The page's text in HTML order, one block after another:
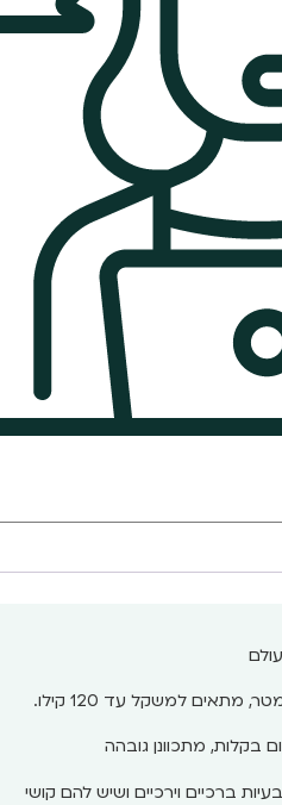
מתכוונן גובהה
ברכיים וירכיים ושיש להם קושי